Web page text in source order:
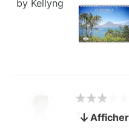
by Kellyng
The
bought it